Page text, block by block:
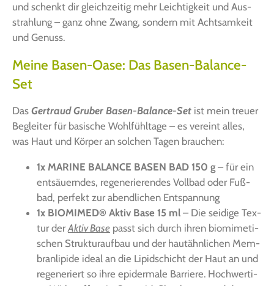
und schenkt dir gleich­zei­tig mehr Leich­tig­keit und Aus­
strah­lung – ganz ohne Zwang, son­dern mit Acht­sam­keit
und Genuss.
Meine Basen-Oase: Das Basen-Balance-
Set
Das Ger­traud Gru­ber Basen-Balan­ce-Set ist mein treu­er
Beglei­ter für basi­sche Wohl­fühl­ta­ge – es ver­eint alles,
was Haut und Kör­per an sol­chen Tagen brauchen:
1x MARINE BALANCE BASEN BAD 150 g – für ein
ent­säu­ern­des, rege­ne­rie­ren­des Voll­bad oder Fuß­
bad, per­fekt zur abend­li­chen Entspannung
1x BIOMIMED® Aktiv Base 15 ml – Die sei­di­ge Tex­
tur derAktiv Base passt sich durch ihren bio­mime­ti­
schen Struk­tur­auf­bau und der haut­ähn­li­chen Mem­
bran­li­pi­de ide­al an die Lipidschicht der Haut an und
rege­ne­riert so ihre epi­der­ma­le Bar­rie­re. Hoch­wer­ti­